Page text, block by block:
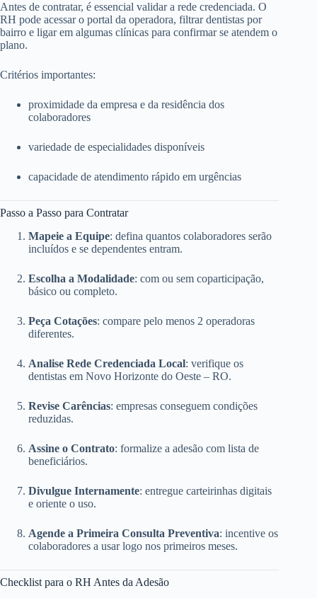
Antes de contratar, é essencial validar a rede credenciada. O
RH pode acessar o portal da operadora, filtrar dentistas por
bairro e ligar em algumas clínicas para confirmar se atendem o
plano.
Critérios importantes:
proximidade da empresa e da residência dos
colaboradores
variedade de especialidades disponíveis
capacidade de atendimento rápido em urgências
Passo a Passo para Contratar
Mapeie a Equipe: defina quantos colaboradores serão
incluídos e se dependentes entram.
Escolha a Modalidade: com ou sem coparticipação,
básico ou completo.
Peça Cotações: compare pelo menos 2 operadoras
diferentes.
Analise Rede Credenciada Local: verifique os
dentistas em Novo Horizonte do Oeste – RO.
Revise Carências: empresas conseguem condições
reduzidas.
Assine o Contrato: formalize a adesão com lista de
beneficiários.
Divulgue Internamente: entregue carteirinhas digitais
e oriente o uso.
Agende a Primeira Consulta Preventiva: incentive os
colaboradores a usar logo nos primeiros meses.
Checklist para o RH Antes da Adesão